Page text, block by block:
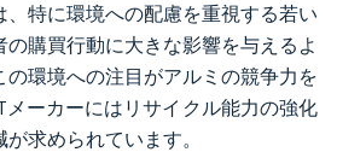
特に環境への配慮を重視する若い
購買行動に大きな影響を与えるよ
の環境への注目がアルミの競争力を
ーカーにはリサイクル能力の強化
求められています。